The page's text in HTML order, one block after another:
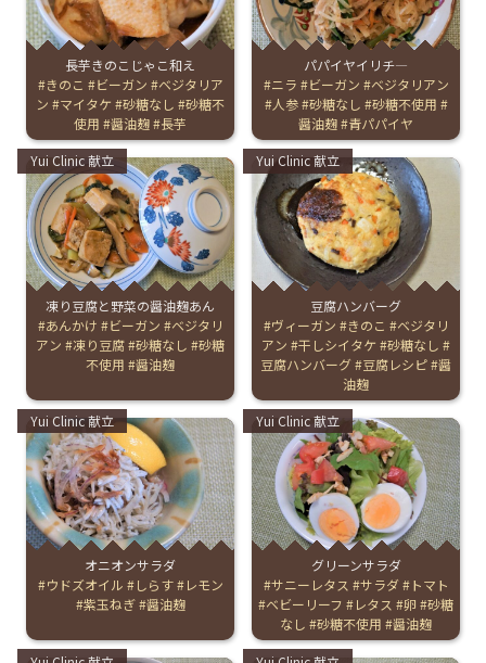
長芋きのこじゃこ和え
Tags:
きのこ ビーガン
ベジタリア
ン
マイタケ 砂糖なし
砂糖不
使用
醤油麹 長芋
パパイヤイリチ―
Tags:
ニラ ビーガン
ベジタリアン
人参 砂糖なし
砂糖不使用
醤油麹
青パパイヤ
Categories:
Yui Clinic 献立
凍り豆腐と野菜の醤油麹あん
Tags:
あんかけ ビーガン
ベジタリ
アン
凍り豆腐 砂糖なし
砂糖
不使用
醤油麹
Categories:
Yui Clinic 献立
豆腐ハンバーグ
Tags:
ヴィーガン きのこ
ベジタリ
アン
干しシイタケ
砂糖なし
豆腐ハンバーグ
豆腐レシピ 醤
油麹
Categories:
Yui Clinic 献立
オニオンサラダ
Tags:
ウドズオイル しらす レモン
紫玉ねぎ 醤油麹
Categories:
Yui Clinic 献立
グリーンサラダ
Tags:
サニーレタス サラダ トマト
ベビーリーフ
レタス 卵
砂糖
なし
砂糖不使用
醤油麹
Categories:
Categories:
妊婦健診
お産について
親と子の結びつき支援
母乳育児
予防接種
その他の診療内容
‘さんルーム’ でさまざまな講座・クラス
遠方にお住まいで当院での出産を希望される方へ
医師プロフィール